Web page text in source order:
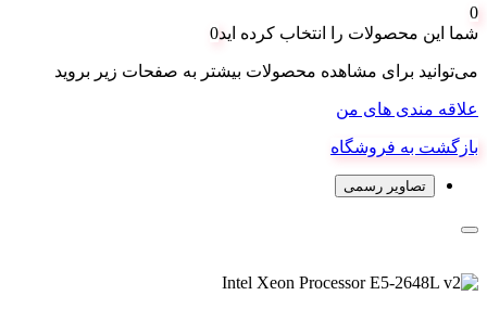
0
شما این محصولات را انتخاب کرده اید0
می‌توانید برای مشاهده محصولات بیشتر به صفحات زیر بروید
علاقه مندی های من
بازگشت به فروشگاه
تصاویر رسمی